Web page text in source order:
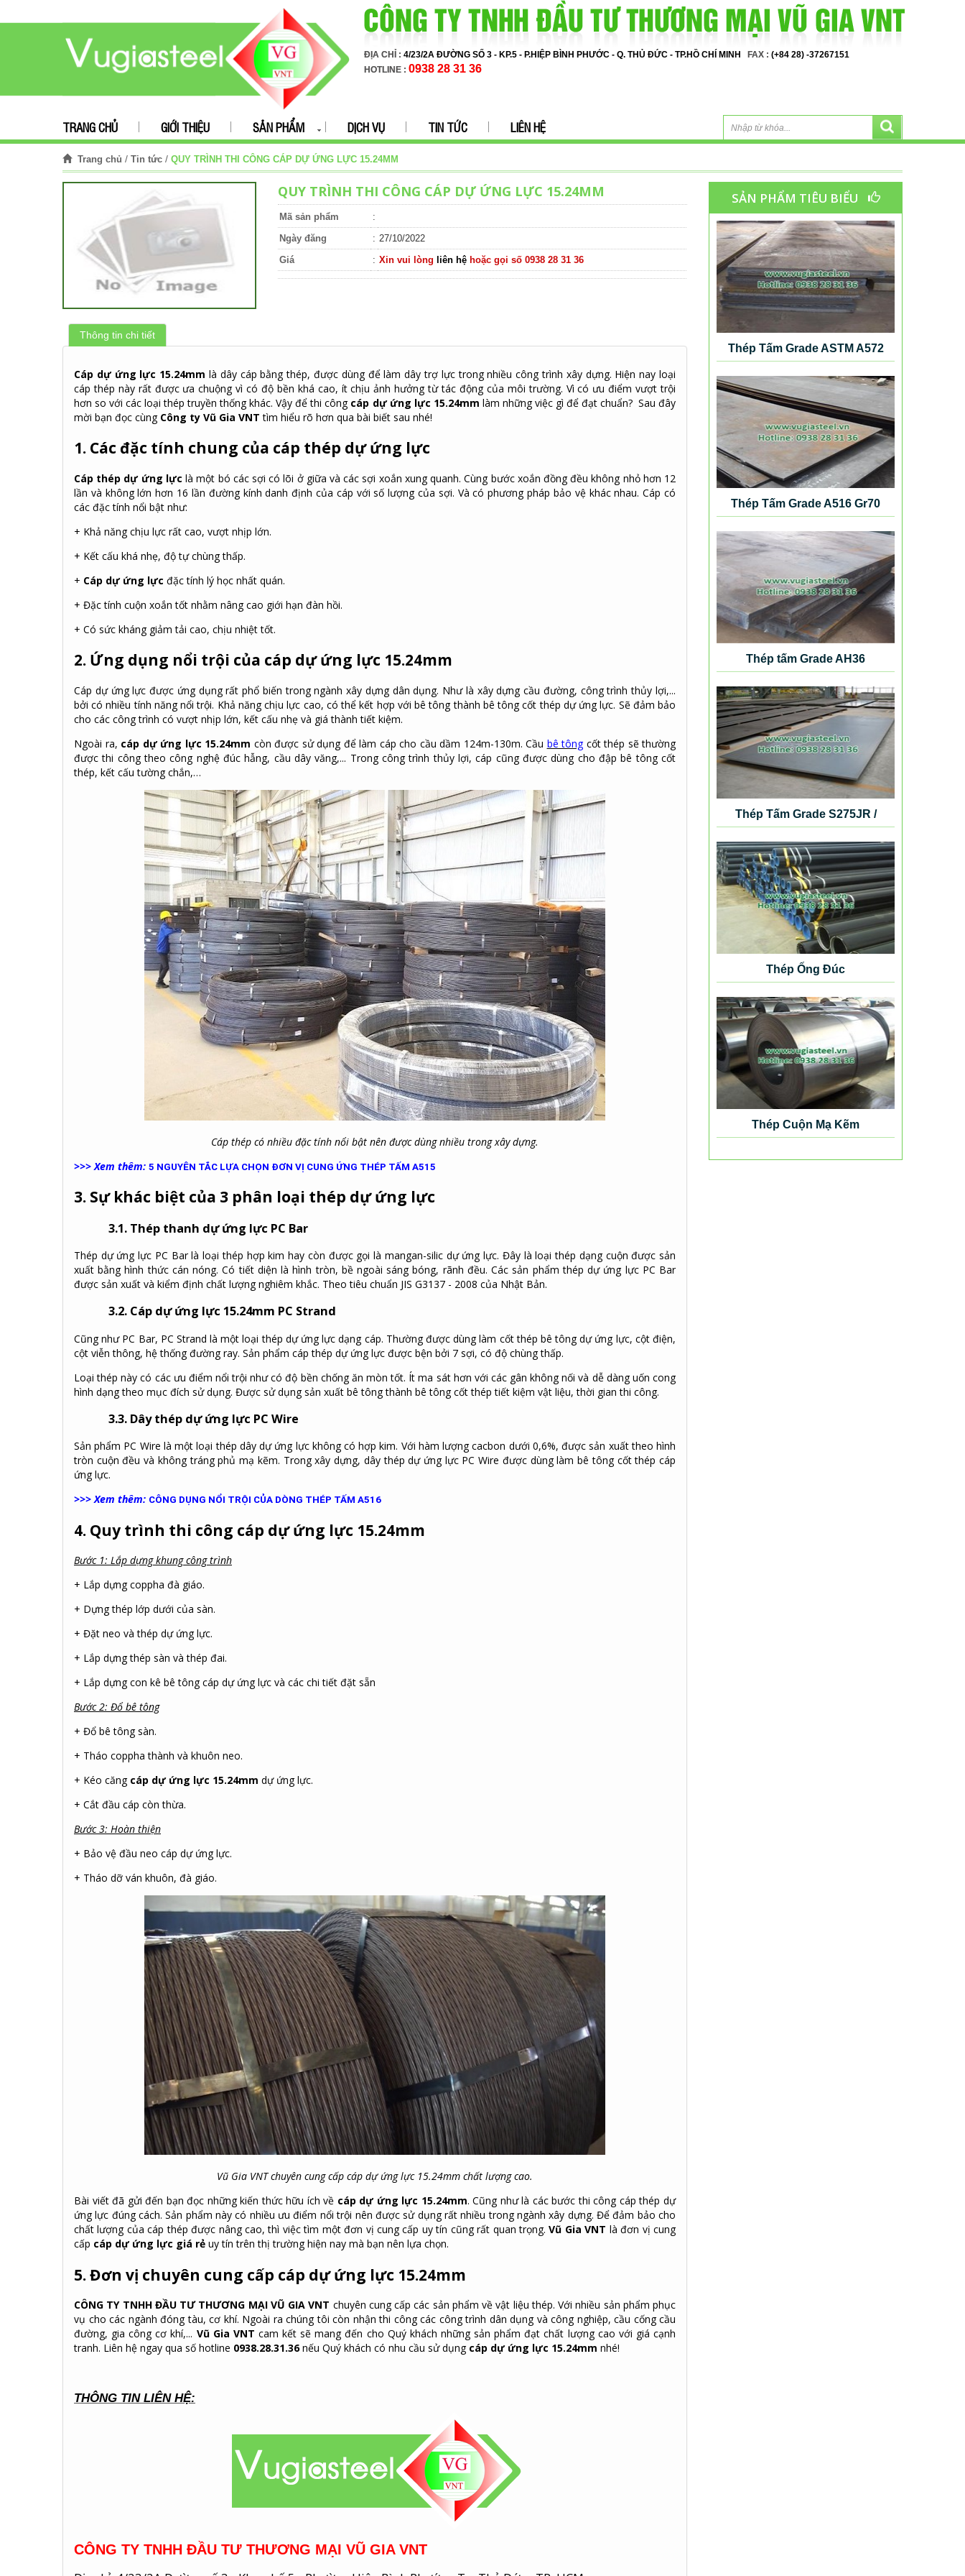
ĐỊA CHỈ : 4/23/2A ĐƯỜNG SỐ 3 - KP.5 - P.HIỆP BÌNH PHƯỚC - Q. THỦ ĐỨC - TP.HỒ CHÍ MINH FAX : (+84 28) -37267151
HOTLINE : 0938 28 31 36
TRANG CHỦ GIỚI THIỆU SẢN PHẨM DỊCH VỤ TIN TỨC LIÊN HỆ
Trang chủ / Tin tức / QUY TRÌNH THI CÔNG CÁP DỰ ỨNG LỰC 15.24MM
QUY TRÌNH THI CÔNG CÁP DỰ ỨNG LỰC 15.24MM
Mã sản phẩm
:
Ngày đăng
: 27/10/2022
Giá
: Xin vui lòng liên hệhoặc gọi số 0938 28 31 36
Thông tin chi tiết
Cáp dự ứng lực 15.24mm là dây cáp bằng thép, được dùng để làm dây trợ lực trong nhiều công trình xây dựng. Hiện nay loại
cáp thép này rất được ưa chuộng vì có độ bền khá cao, ít chịu ảnh hưởng từ tác động của môi trường. Vì có ưu điểm vượt trội
hơn so với các loại thép truyền thống khác. Vậy để thi công cáp dự ứng lực 15.24mm làm những việc gì để đạt chuẩn? Sau đây
mời bạn đọc cùng Công ty Vũ Gia VNT tìm hiểu rõ hơn qua bài biết sau nhé!
1. Các đặc tính chung của cáp thép dự ứng lực
Cáp thép dự ứng lực là một bó các sợi có lõi ở giữa và các sợi xoắn xung quanh. Cùng bước xoắn đồng đều không nhỏ hơn 12
lần và không lớn hơn 16 lần đường kính danh định của cáp với số lượng của sợi. Và có phương pháp bảo vệ khác nhau. Cáp có
các đặc tính nổi bật như:
+ Khả năng chịu lực rất cao, vượt nhịp lớn.
+ Kết cấu khá nhẹ, độ tự chùng thấp.
+ Cáp dự ứng lực đặc tính lý học nhất quán.
+ Đặc tính cuộn xoắn tốt nhằm nâng cao giới hạn đàn hồi.
+ Có sức kháng giảm tải cao, chịu nhiệt tốt.
2. Ứng dụng nổi trội của cáp dự ứng lực 15.24mm
Cáp dự ứng lựcđược ứng dụng rất phổ biến trong ngành xây dựng dân dụng. Như là xây dựng cầu đường, công trình thủy lợi,...
bởi có nhiều tính năng nổi trội. Khả năng chịu lực cao, có thể kết hợp với bê tông thành bê tông cốt thép dự ứng lực. Sẽ đảm bảo
cho các công trình có vượt nhịp lớn, kết cấu nhẹ và giá thành tiết kiệm.
Ngoài ra, cáp dự ứng lực 15.24mm còn được sử dụng để làm cáp cho cầu dầm 124m-130m. Cầu bê tôngcốt thép sẽ thường
được thi công theo công nghệ đúc hẫng, cầu dây văng,... Trong công trình thủy lợi, cáp cũng được dùng cho đập bê tông cốt
thép, kết cấu tường chắn,…
Cáp thép có nhiều đặc tính nổi bật nên được dùng nhiều trong xây dựng.
>>> Xem thêm: 5 NGUYÊN TẮC LỰA CHỌN ĐƠN VỊ CUNG ỨNG THÉP TẤM A515
3. Sự khác biệt của 3 phân loại thép dự ứng lực
3.1. Thép thanh dự ứng lực PC Bar
Thép dự ứng lực PC Bar là loại thép hợp kim hay còn được gọi là mangan-silic dự ứng lực. Đây là loại thép dạng cuộn được sản
xuất bằng hình thức cán nóng. Có tiết diện là hình tròn, bề ngoài sáng bóng, rãnh đều. Các sản phẩm thép dự ứng lực PC Bar
được sản xuất và kiểm định chất lượng nghiêm khắc. Theo tiêu chuẩn JIS G3137 - 2008 của Nhật Bản.
3.2. Cáp dự ứng lực 15.24mm PC Strand
Cũng như PC Bar, PC Strand là một loại thép dự ứng lực dạng cáp. Thường được dùng làm cốt thép bê tông dự ứng lực, cột điện,
cột viễn thông, hệ thống đường ray. Sản phẩm cáp thép dự ứng lực được bện bởi 7 sợi, có độ chùng thấp.
Loại thép này có các ưu điểm nổi trội như có độ bền chống ăn mòn tốt. Ít ma sát hơn với các gân không nối và dễ dàng uốn cong
hình dạng theo mục đích sử dụng. Được sử dụng sản xuất bê tông thành bê tông cốt thép tiết kiệm vật liệu, thời gian thi công.
3.3. Dây thép dự ứng lực PC Wire
Sản phẩm PC Wire là một loại thép dây dự ứng lực không có hợp kim. Với hàm lượng cacbon dưới 0,6%, được sản xuất theo hình
tròn cuộn đều và không tráng phủ mạ kẽm. Trong xây dựng, dây thép dự ứng lực PC Wire được dùng làm bê tông cốt thép cáp
ứng lực.
>>> Xem thêm: CÔNG DỤNG NỔI TRỘI CỦA DÒNG THÉP TẤM A516
4. Quy trình thi công cáp dự ứng lực 15.24mm
Bước 1: Lắp dựng khung công trình
+ Lắp dựng coppha đà giáo.
+ Dựng thép lớp dưới của sàn.
+ Đặt neo và thép dự ứng lực.
+ Lắp dựng thép sàn và thép đai.
+ Lắp dựng con kê bê tông cáp dự ứng lực và các chi tiết đặt sẵn
Bước 2: Đổ bê tông
+ Đổ bê tông sàn.
+ Tháo coppha thành và khuôn neo.
+ Kéo căng cáp dự ứng lực 15.24mm dự ứng lực.
+ Cắt đầu cáp còn thừa.
Bước 3: Hoàn thiện
+ Bảo vệ đầu neo cáp dự ứng lực.
+ Tháo dỡ ván khuôn, đà giáo.
Vũ Gia VNT chuyên cung cấp cáp dự ứng lực 15.24mm chất lượng cao.
Bài viết đã gửi đến bạn đọc những kiến thức hữu ích về cáp dự ứng lực 15.24mm. Cũng như là các bước thi công cáp thép dự
ứng lực đúng cách. Sản phẩm này có nhiều ưu điểm nổi trội nên được sử dụng rất nhiều trong ngành xây dựng. Để đảm bảo cho
chất lượng của cáp thép được nâng cao, thì việc tìm một đơn vị cung cấp uy tín cũng rất quan trọng.Vũ Gia VNT là đơn vị cung
cấp cáp dự ứng lực giá rẻ uy tín trên thị trường hiện nay mà bạn nên lựa chọn.
5. Đơn vị chuyên cung cấp cáp dự ứng lực 15.24mm
CÔNG TY TNHH ĐẦU TƯ THƯƠNG MẠI VŨ GIA VNT chuyên cung cấp các sản phẩm về vật liệu thép. Với nhiều sản phẩm phục
vụ cho các ngành đóng tàu, cơ khí. Ngoài ra chúng tôi còn nhận thi công các công trình dân dụng và công nghiệp, cầu cống cầu
đường, gia công cơ khí,... Vũ Gia VNT cam kết sẽ mang đến cho Quý khách những sản phẩm đạt chất lượng cao với giá cạnh
tranh. Liên hệ ngay qua số hotline 0938.28.31.36nếu Quý khách có nhu cầu sử dụng cáp dự ứng lực 15.24mm nhé!
THÔNG TIN LIÊN HỆ:
CÔNG TY TNHH ĐẦU TƯ THƯƠNG MẠI VŨ GIA VNT
SẢN PHẨM TIÊU BIỂU
Thép Tấm Grade ASTM A572
Gr50
Thép Tấm Grade A516 Gr70
Thép tấm Grade AH36
Thép Tấm Grade S275JR /
S355K2G4 / S420N / S460NL /
SB410 / SB450 / SM490 / SM520
Thép Ống Đúc
Thép Cuộn Mạ Kẽm